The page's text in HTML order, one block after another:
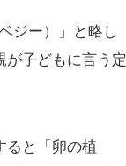
ジー）」と略し
が子どもに言う定
ると「卵の植